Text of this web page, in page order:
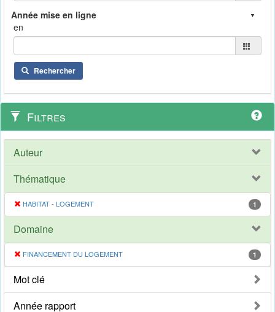
en
Rechercher
Filtres
Auteur
Thématique
HABITAT - LOGEMENT 1
Domaine
FINANCEMENT DU LOGEMENT 1
Mot clé
Année rapport